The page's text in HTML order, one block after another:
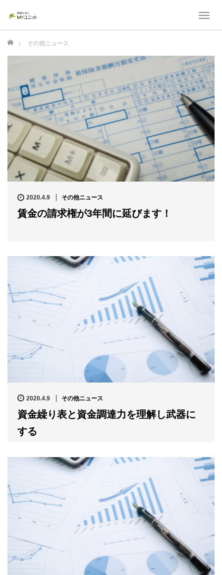
T
l
e
n
i
g
a
t
i
o
n
ホーム その他ニュース
2020.4.9 その他ニュース
賃金の請求権が3年間に延びます！
2020.4.9 その他ニュース
資金繰り表と資金調達力を理解し武器に
する